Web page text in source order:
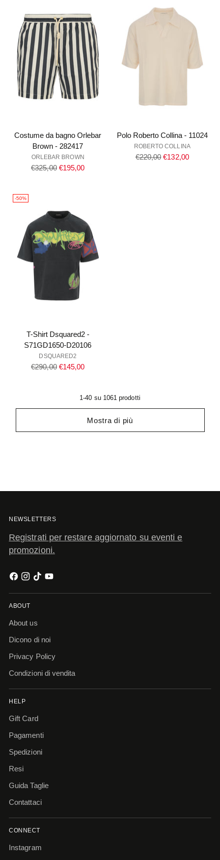
Costume da bagno Orlebar
Brown - 282417
ORLEBAR BROWN
Prezzo
€325,00 €195,00
Polo Roberto Collina - 11024
ROBERTO COLLINA
Prezzo
€220,00 €132,00
-50%
T-Shirt Dsquared2 -
S71GD1650-D20106
DSQUARED2
Prezzo
€290,00 €145,00
1-40 su 1061 prodotti
Mostra di più
NEWSLETTERS
Registrati per restare aggiornato su eventi e
promozioni.
ABOUT
About us
Dicono di noi
Privacy Policy
Condizioni di vendita
HELP
Gift Card
Pagamenti
Spedizioni
Resi
Guida Taglie
Contattaci
CONNECT
Instagram